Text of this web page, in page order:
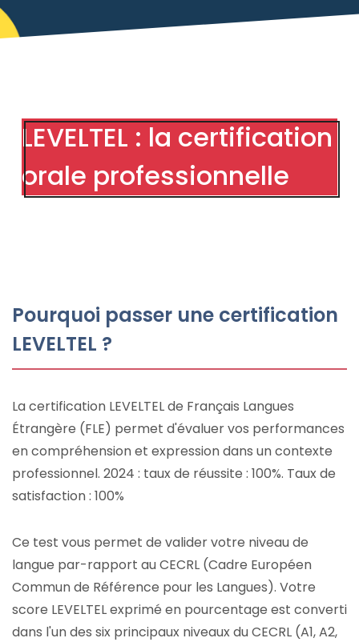
LEVELTEL : la certification
orale professionnelle
Pourquoi passer une certification
LEVELTEL ?
La certification LEVELTEL de Français Langues
Étrangère (FLE) permet d'évaluer vos performances
en compréhension et expression dans un contexte
professionnel. 2024 : taux de réussite : 100%. Taux de
satisfaction : 100%
Ce test vous permet de valider votre niveau de
langue par-rapport au CECRL (Cadre Européen
Commun de Référence pour les Langues). Votre
score LEVELTEL exprimé en pourcentage est converti
dans l'un des six principaux niveaux du CECRL (A1, A2,